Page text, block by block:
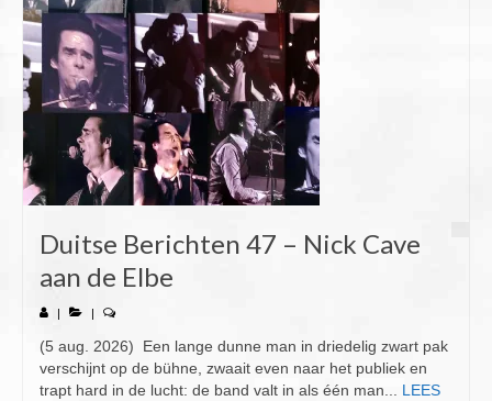
Duitse Berichten 47 – Nick Cave
aan de Elbe
| |
(5 aug. 2026) Een lange dunne man in driedelig zwart pak
verschijnt op de bühne, zwaait even naar het publiek en
trapt hard in de lucht: de band valt in als één man... LEES